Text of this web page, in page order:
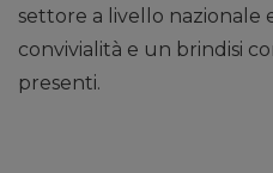
settore a livello nazionale
convivialità e un brindisi
presenti.